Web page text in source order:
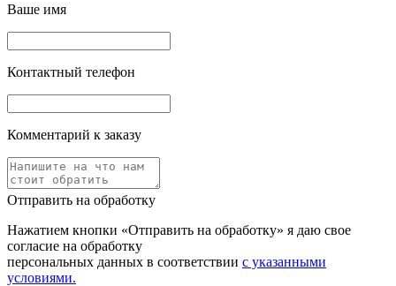
Ваше имя
Контактный телефон
Комментарий к заказу
Отправить на обработку
Нажатием кнопки «Отправить на обработку» я даю свое
согласие на обработку
персональных данных в соответствии с указанными
условиями.